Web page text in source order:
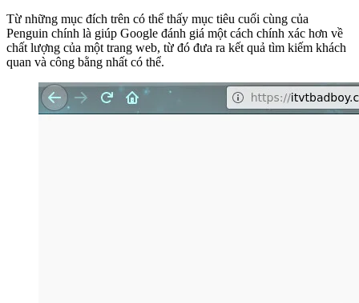
Từ những mục đích trên có thể thấy mục tiêu cuối cùng của
Penguin chính là giúp Google đánh giá một cách chính xác hơn về
chất lượng của một trang web, từ đó đưa ra kết quả tìm kiếm khách
quan và công bằng nhất có thể.